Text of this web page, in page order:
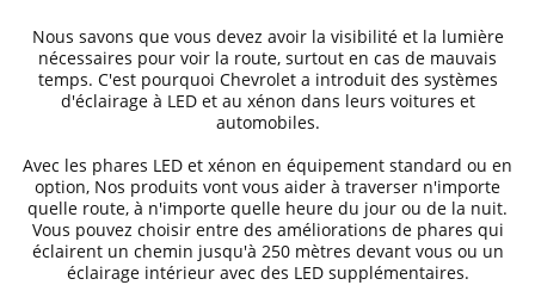
Nous savons que vous devez avoir la visibilité et la lumière
nécessaires pour voir la route, surtout en cas de mauvais
temps. C'est pourquoi Chevrolet a introduit des systèmes
d'éclairage à LED et au xénon dans leurs voitures et
automobiles.
Avec les phares LED et xénon en équipement standard ou en
option, Nos produits vont vous aider à traverser n'importe
quelle route, à n'importe quelle heure du jour ou de la nuit.
Vous pouvez choisir entre des améliorations de phares qui
éclairent un chemin jusqu'à 250 mètres devant vous ou un
éclairage intérieur avec des LED supplémentaires.